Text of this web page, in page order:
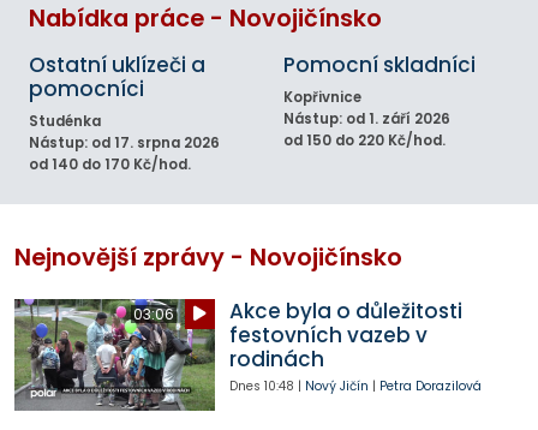
Nabídka práce - Novojičínsko
Ostatní uklízeči a
pomocníci
Studénka
Nástup: od 17. srpna 2026
od 140 do 170 Kč/hod.
Pomocní skladníci
Kopřivnice
Nástup: od 1. září 2026
od 150 do 220 Kč/hod.
Nejnovější zprávy - Novojičínsko
03:06
Akce byla o důležitosti
festovních vazeb v
rodinách
Dnes 10:48 | Nový Jičín | Petra Dorazilová